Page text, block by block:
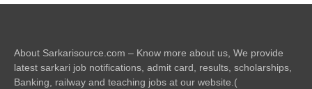
About Sarkarisource.com – Know more about us, We provide
latest sarkari job notifications, admit card, results, scholarships,
Banking, railway and teaching jobs at our website.(